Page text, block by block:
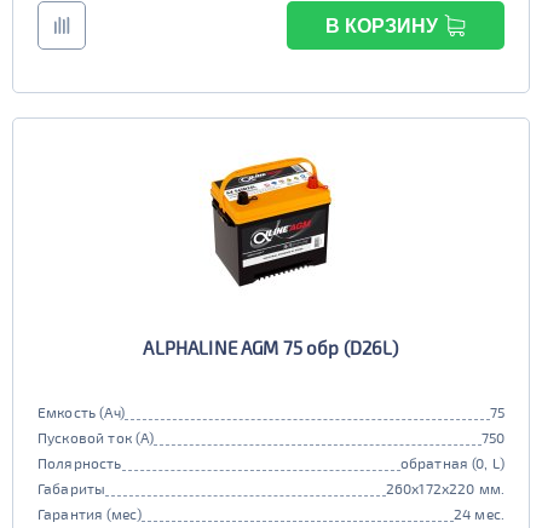
В КОРЗИНУ
ALPHALINE AGM 75 обр (D26L)
Емкость (Ач)
75
Пусковой ток (А)
750
Полярность
обратная (0, L)
Габариты
260x172x220 мм.
Гарантия (мес)
24 мес.